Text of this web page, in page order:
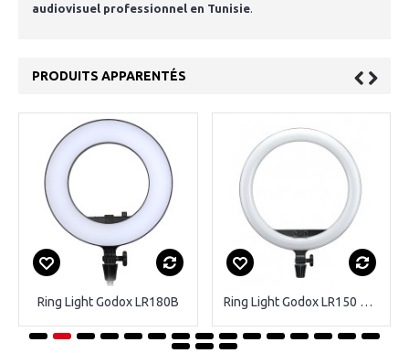
audiovisuel professionnel en Tunisie
PRODUITS APPARENTÉS
Ring Light Godox LR180B Ring Light Godox LR150 bicolore